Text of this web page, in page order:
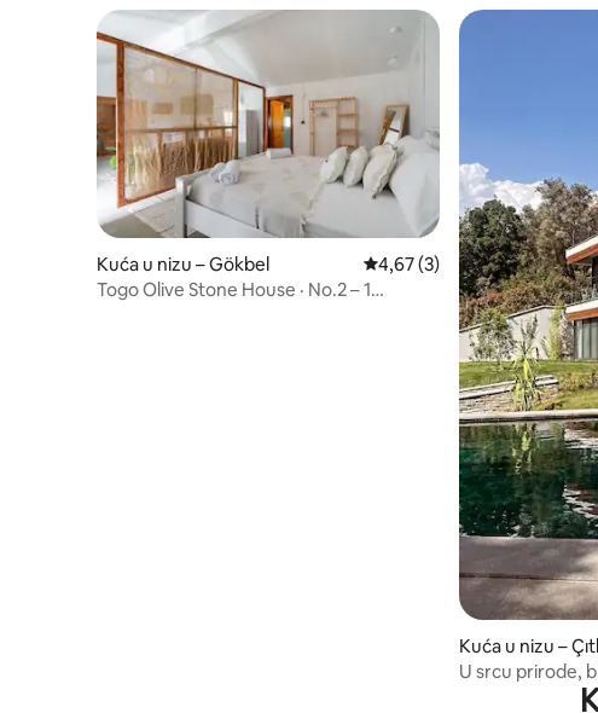
Kuća u nizu – Gökbel Prosječna ocjena: 4,67/5,
4,67 (3)
Togo Olive Stone House · No.2 – 1
Kuća u nizu –
U srcu prirode,